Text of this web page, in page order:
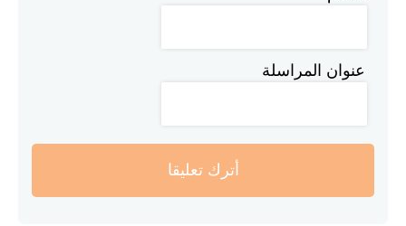
عنوان المراسلة
أترك تعليقا